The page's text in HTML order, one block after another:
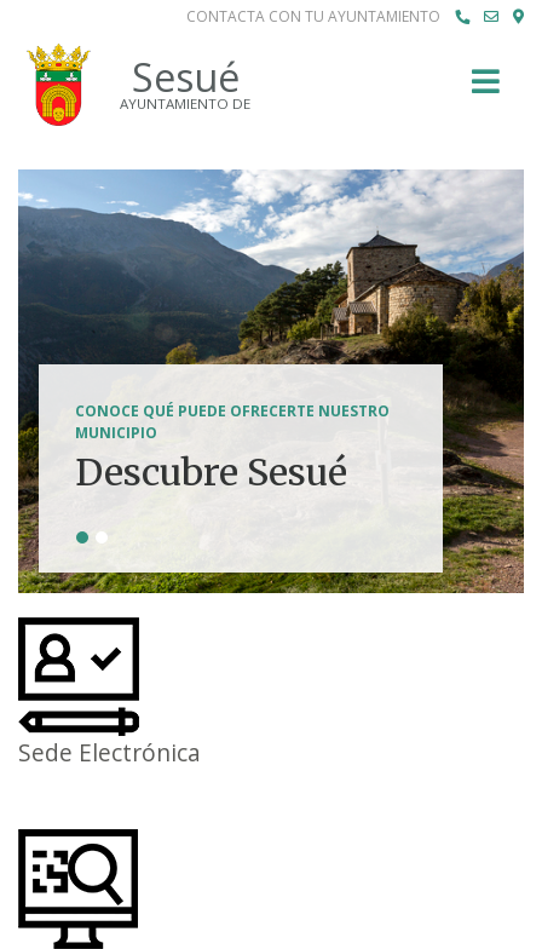
CONTACTA CON TU AYUNTAMIENTO
Sesué
AYUNTAMIENTO DE
CONOCE QUÉ PUEDE OFRECERTE NUESTRO
MUNICIPIO
Descubre Sesué
Tierra de
aventuras
Sede Electrónica